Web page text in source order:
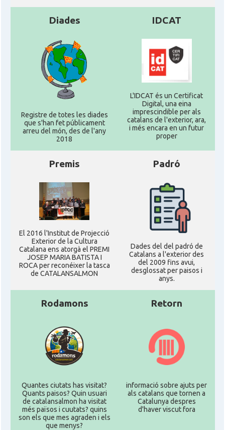
Ambaixada
* + ambaixades i consolats
Diades
Registre de totes les diades
que s'han fet públicament
arreu del món, des de l'any
2018
IDCAT
L'IDCAT és un Certificat
Digital, una eina
imprescindible per als
catalans de l'exterior, ara,
i més encara en un futur
proper
Premis
El 2016 l'Institut de Projecció
Exterior de la Cultura
Catalana ens atorgà el PREMI
JOSEP MARIA BATISTA I
ROCA per reconéixer la tasca
de CATALANSALMON
Padró
Dades del del padró de
Catalans a l'exterior des
del 2009 fins avui,
desglossat per paisos i
anys.
Rodamons
Quantes ciutats has visitat?
Quants paisos? Quin usuari
de catalansalmon ha visitat
més països i cuutats? quins
son els que mes agraden i els
que menys?
Retorn
informació sobre ajuts per
als catalans que tornen a
Catalunya despres
d'haver viscut fora